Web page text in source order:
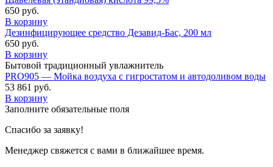
650 руб.
В корзину
Дезинфицирующее средство Дезавид-Бас, 200 мл
650 руб.
В корзину
Бытовой традиционный увлажнитель
PRO905 — Мойка воздуха с гигростатом и автодоливом воды
53 861 руб.
В корзину
Заполните обязательные поля
Спасибо за заявку!
Менеджер свяжется с вами в ближайшее время.